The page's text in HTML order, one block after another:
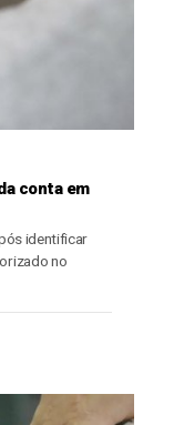
conta em
identificar
no